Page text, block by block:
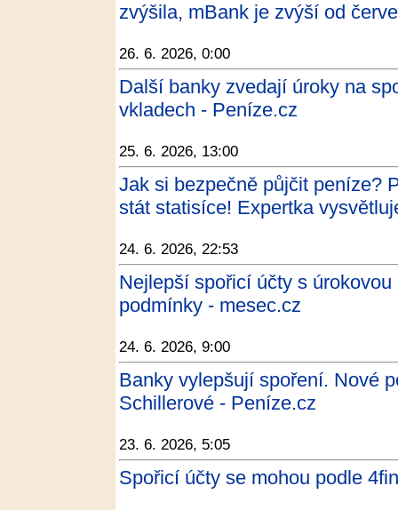
zvýšila, mBank je zvýší od
26. 6. 2026, 0:00
Další banky zvedají úroky na
vkladech - Peníze.cz
25. 6. 2026, 13:00
Jak si bezpečně půjčit peníze?
stát statisíce! Expertka
24. 6. 2026, 22:53
Nejlepší spořicí účty s
podmínky - mesec.cz
24. 6. 2026, 9:00
Banky vylepšují spoření. Nové
Schillerové - Peníze.cz
23. 6. 2026, 5:05
Spořicí účty se mohou podle